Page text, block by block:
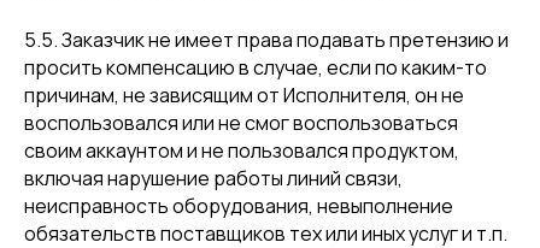
5.5. Заказчик не имеет права подавать претензию и
просить компенсацию в случае, если по каким-то
причинам, не зависящим от Исполнителя, он не
воспользовался или не смог воспользоваться
своим аккаунтом и не пользовался продуктом,
включая нарушение работы линий связи,
неисправность оборудования, невыполнение
обязательств поставщиков тех или иных услуг и т.п.